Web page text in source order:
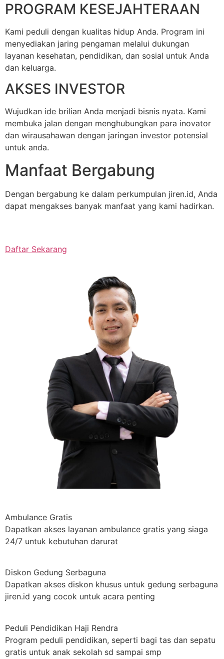
PROGRAM KESEJAHTERAAN
Kami peduli dengan kualitas hidup Anda. Program ini
menyediakan jaring pengaman melalui dukungan
layanan kesehatan, pendidikan, dan sosial untuk Anda
dan keluarga.
AKSES INVESTOR
Wujudkan ide brilian Anda menjadi bisnis nyata. Kami
membuka jalan dengan menghubungkan para inovator
dan wirausahawan dengan jaringan investor potensial
untuk anda.
Manfaat Bergabung
Dengan bergabung ke dalam perkumpulan jiren.id, Anda
dapat mengakses banyak manfaat yang kami hadirkan.
Daftar Sekarang
Ambulance Gratis
Dapatkan akses layanan ambulance gratis yang siaga
24/7 untuk kebutuhan darurat
Diskon Gedung Serbaguna
Dapatkan akses diskon khusus untuk gedung serbaguna
jiren.id yang cocok untuk acara penting
Peduli Pendidikan Haji Rendra
Program peduli pendidikan, seperti bagi tas dan sepatu
gratis untuk anak sekolah sd sampai smp